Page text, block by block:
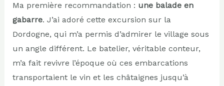
Ma première recommandation : une balade en
gabarre. J’ai adoré cette excursion sur la
Dordogne, qui m’a permis d’admirer le village sous
un angle différent. Le batelier, véritable conteur,
m’a fait revivre l’époque où ces embarcations
transportaient le vin et les châtaignes jusqu’à